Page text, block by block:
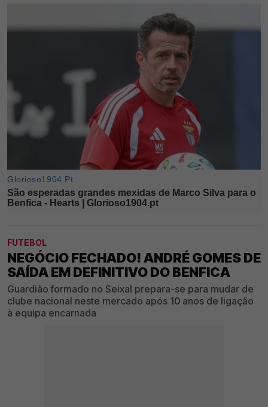
FUTEBOL
NEGÓCIO FECHADO! ANDRÉ GOMES DE
SAÍDA EM DEFINITIVO DO BENFICA
Guardião formado no Seixal prepara-se para mudar de
clube nacional neste mercado após 10 anos de ligação
à equipa encarnada